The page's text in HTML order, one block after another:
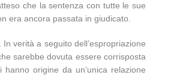
che la sentenza con tutte le sue
era ancora passata in giudicato.
verità a seguito dell’espropriazione
sarebbe dovuta essere corrisposta
origine da un’unica relazione